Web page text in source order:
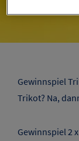
Gewinnspiel
Trikot? Na,
Gewinnspiel 2